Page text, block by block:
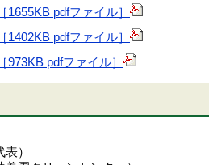
pdfファイル］
pdfファイル］
pdfファイル］
）